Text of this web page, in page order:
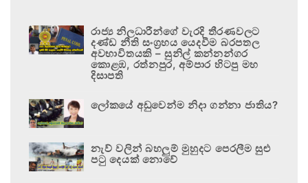
රාජ්‍ය නිලධාරීන්ගේ වැරදි තීරණවලට
දණ්ඩ නීති සංග්‍රහය යෙදවීම බරපතල
අවභාවිතයකි – සුනිල් කන්නන්ගර
කොළඹ, රත්නපුර, අම්පාර හිටපු මහ
දිසාපති
ලෝකයේ අඩුවෙන්ම නිදා ගන්නා ජාතිය?
නැව් වලින් බහලුම් මුහුදට පෙරලීම සුළු
පටු දෙයක් නොවේ